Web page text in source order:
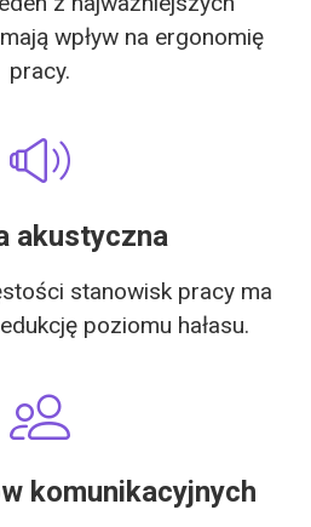
wpływ na ergonomię
pracy.
akustyczna
stanowisk pracy ma
poziomu hałasu.
komunikacyjnych